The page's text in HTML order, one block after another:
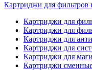
Картриджи для фильтров
Картриджи для
Картриджи для
Картриджи для
Картриджи для
Картриджи для
Картриджи